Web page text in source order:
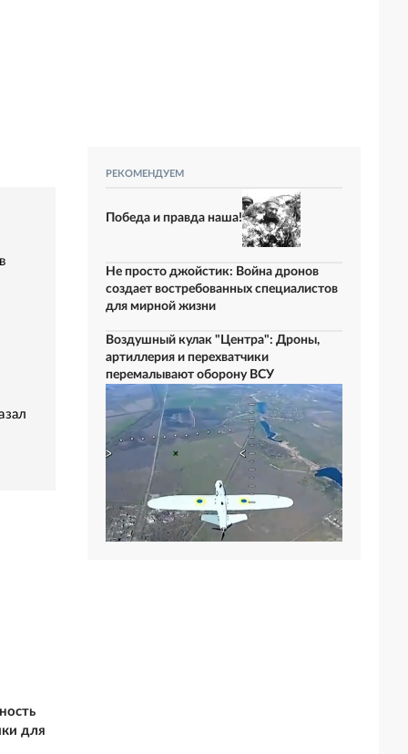
для
РЕКОМЕНДУЕМ
Победа и правда наша!
Не просто джойстик: Война дронов
создает востребованных специалистов
для мирной жизни
Воздушный кулак "Центра": Дроны,
артиллерия и перехватчики
перемалывают оборону ВСУ